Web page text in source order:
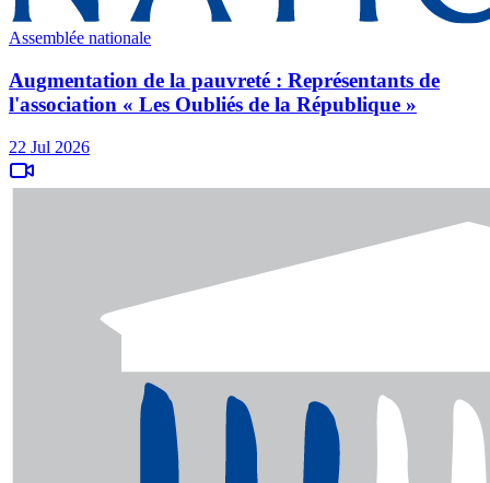
Assemblée nationale
Augmentation de la pauvreté : Représentants de
l'association « Les Oubliés de la République »
22 Jul 2026